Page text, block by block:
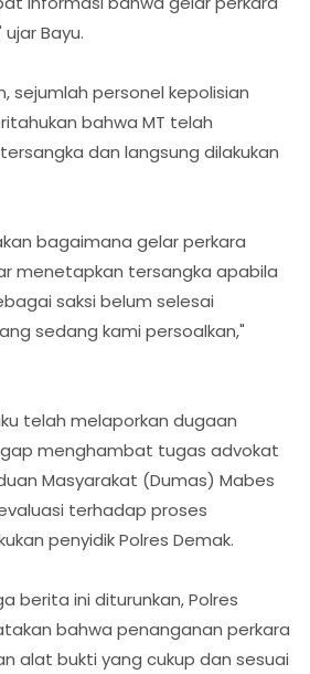
Bayu.
sejumlah personel kepolisian
bahwa MT telah
dan langsung dilakukan
bagaimana gelar perkara
menetapkan tersangka apabila
saksi belum selesai
sedang kami persoalkan,"
telah melaporkan dugaan
menghambat tugas advokat
Masyarakat (Dumas) Mabes
terhadap proses
penyidik Polres Demak.
berita ini diturunkan, Polres
bahwa penanganan perkara
alat bukti yang cukup dan sesuai